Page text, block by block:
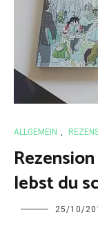
ALLGEMEIN
lebst du
Charline 25/10/